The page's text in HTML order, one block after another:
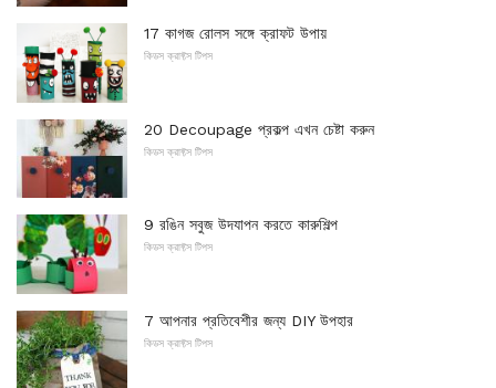
17 কাগজ রোলস সঙ্গে ক্রাফট উপায়
কিডস ক্রাফ্টস টিপস
20 Decoupage প্রকল্প এখন চেষ্টা করুন
কিডস ক্রাফ্টস টিপস
9 রঙিন সবুজ উদযাপন করতে কারুশিল্প
কিডস ক্রাফ্টস টিপস
7 আপনার প্রতিবেশীর জন্য DIY উপহার
কিডস ক্রাফ্টস টিপস